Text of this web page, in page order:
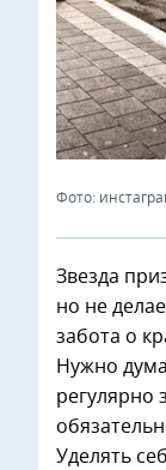
Фото:
Звезда
но не
забота о
Нужно
регулярно
Уделять